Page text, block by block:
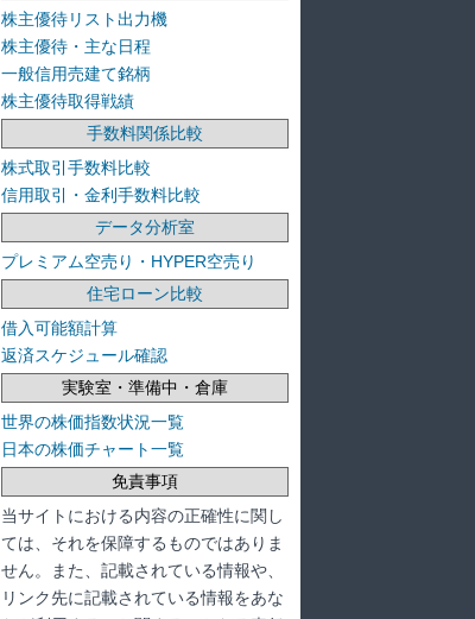
株主優待リスト出力機
株主優待・主な日程
一般信用売建て銘柄
株主優待取得戦績
手数料関係比較
株式取引手数料比較
信用取引・金利手数料比較
データ分析室
プレミアム空売り・HYPER空売り
住宅ローン比較
借入可能額計算
返済スケジュール確認
実験室・準備中・倉庫
世界の株価指数状況一覧
日本の株価チャート一覧
免責事項
当サイトにおける内容の正確性に関し
ては、それを保障するものではありま
せん。また、記載されている情報や、
リンク先に記載されている情報をあな